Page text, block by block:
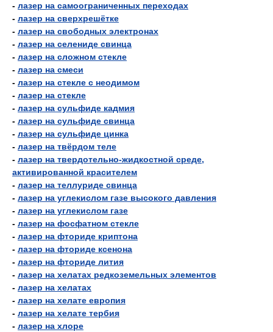
- лазер на самоограниченных переходах
- лазер на сверхрешётке
- лазер на свободных электронах
- лазер на селениде свинца
- лазер на сложном стекле
- лазер на смеси
- лазер на стекле с неодимом
- лазер на стекле
- лазер на сульфиде кадмия
- лазер на сульфиде свинца
- лазер на сульфиде цинка
- лазер на твёрдом теле
- лазер на твердотельно-жидкостной среде,
активированной красителем
- лазер на теллуриде свинца
- лазер на углекислом газе высокого давления
- лазер на углекислом газе
- лазер на фосфатном стекле
- лазер на фториде криптона
- лазер на фториде ксенона
- лазер на фториде лития
- лазер на хелатах редкоземельных элементов
- лазер на хелатах
- лазер на хелате европия
- лазер на хелате тербия
- лазер на хлоре